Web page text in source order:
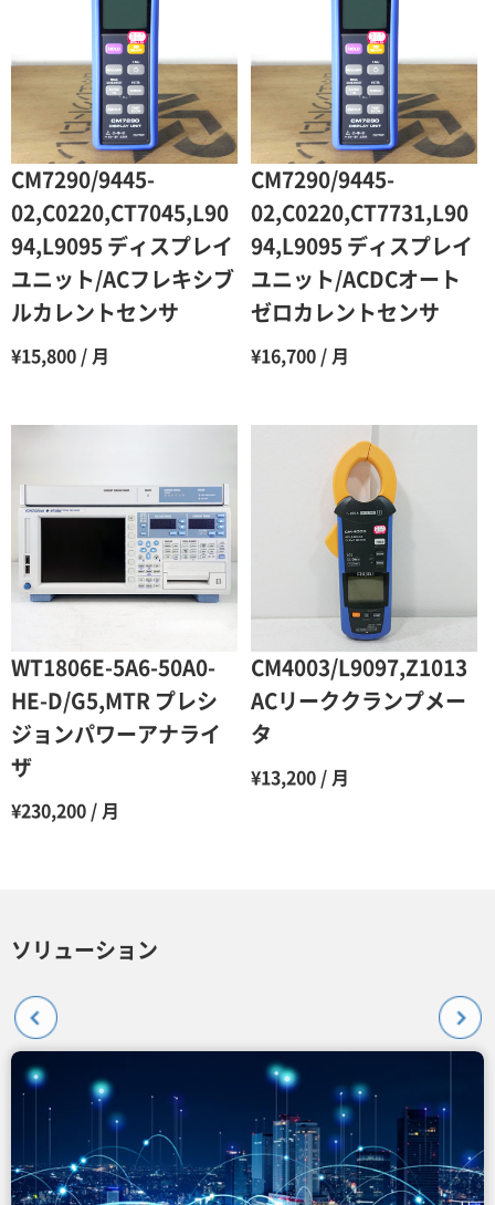
3ヶ月 80％（割引率20％）
4ヶ月 75％（割引率25％）
5ヶ月 70％（割引率30％）
6ヶ月 65％（割引率35％）
7ヶ月 60％（割引率 40％）
8ヶ月 55％（割引率45％）
9ヶ月 50％（割引率50％）
CM7290/9445-
02,C0220,CT7045,L90
94,L9095 ディスプレイ
ユニット/ACフレキシブ
ルカレントセンサ
¥15,800 / 月
CM7290/9445-
02,C0220,CT7731,L90
94,L9095 ディスプレイ
ユニット/ACDCオート
ゼロカレントセンサ
¥16,700 / 月
WT1806E-5A6-50A0-
HE-D/G5,MTR プレシ
ジョンパワーアナライ
ザ
¥230,200 / 月
CM4003/L9097,Z1013
ACリーククランプメー
タ
¥13,200 / 月
ソリューション